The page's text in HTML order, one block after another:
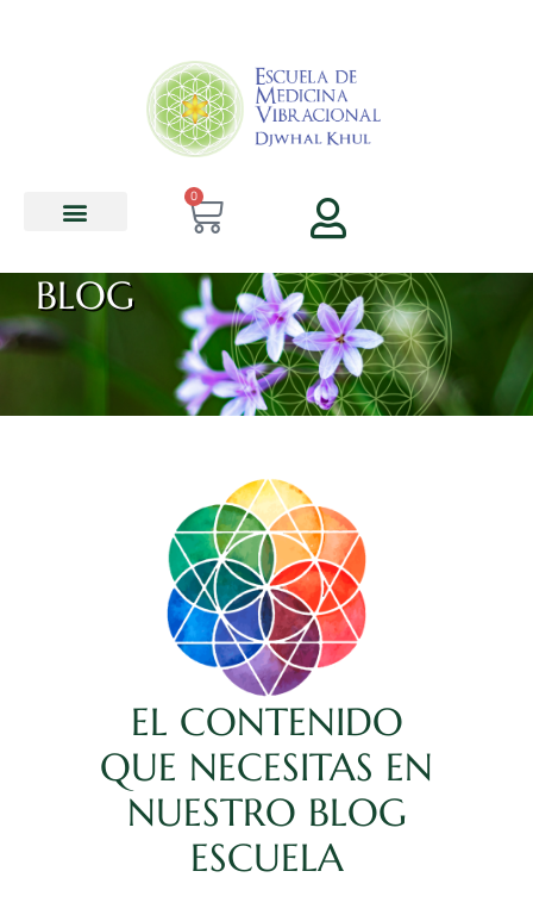
0
BLOG
EL CONTENIDO
QUE NECESITAS EN
NUESTRO BLOG
ESCUELA